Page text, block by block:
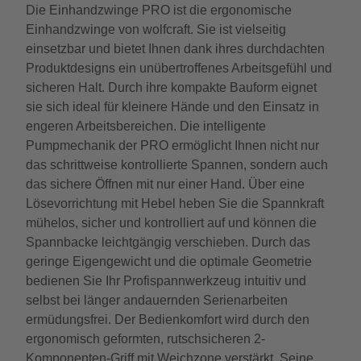
Die Einhandzwinge PRO ist die ergonomische
Einhandzwinge von wolfcraft. Sie ist vielseitig
einsetzbar und bietet Ihnen dank ihres durchdachten
Produktdesigns ein unübertroffenes Arbeitsgefühl und
sicheren Halt. Durch ihre kompakte Bauform eignet
sie sich ideal für kleinere Hände und den Einsatz in
engeren Arbeitsbereichen. Die intelligente
Pumpmechanik der PRO ermöglicht Ihnen nicht nur
das schrittweise kontrollierte Spannen, sondern auch
das sichere Öffnen mit nur einer Hand. Über eine
Lösevorrichtung mit Hebel heben Sie die Spannkraft
mühelos, sicher und kontrolliert auf und können die
Spannbacke leichtgängig verschieben. Durch das
geringe Eigengewicht und die optimale Geometrie
bedienen Sie Ihr Profispannwerkzeug intuitiv und
selbst bei länger andauernden Serienarbeiten
ermüdungsfrei. Der Bedienkomfort wird durch den
ergonomisch geformten, rutschsicheren 2-
Komponenten-Griff mit Weichzone verstärkt. Seine